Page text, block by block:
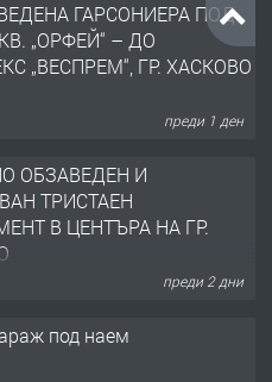
ГАРСОНИЕРА ПОД
„ОРФЕЙ“ – ДО
„ВЕСПРЕМ“, ГР. ХАСКОВО
преди 1 ден
ОБЗАВЕДЕН И
ТРИСТАЕН
В ЦЕНТЪРА НА ГР.
преди 2 дни
под наем